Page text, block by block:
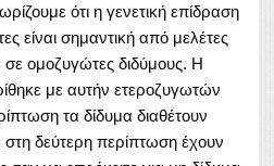
ότι η γενετική επίδραση
είναι σημαντική από μελέτες
ομοζυγώτες διδύμους. Η
με αυτήν ετεροζυγωτών
τα δίδυμα διαθέτουν
στη δεύτερη περίπτωση έχουν